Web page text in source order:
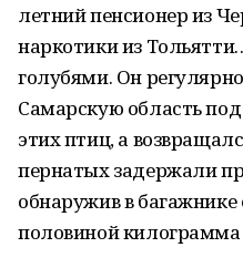
летний пенсионер из
наркотики из
голубями. Он
Самарскую область
этих птиц, а
пернатых задержали
обнаружив в багажнике
половиной